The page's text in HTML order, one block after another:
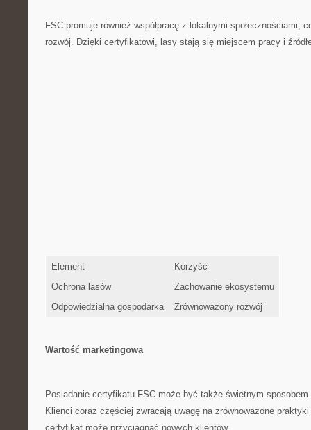
FSC promuje również współpracę z ⁢lokalnymi społecznościami,
rozwój. Dzięki certyfikatowi, lasy stają się miejscem pracy i
Element
Korzyść
Ochrona lasów
Zachowanie ekosystemu
Odpowiedzialna gospodarka
Zrównoważony rozwój
Wartość marketingowa
Posiadanie certyfikatu FSC⁢ może​ być także świetnym
Klienci coraz częściej zwracają uwagę na zrównoważone
certyfikat może przyciągnąć nowych klientów.